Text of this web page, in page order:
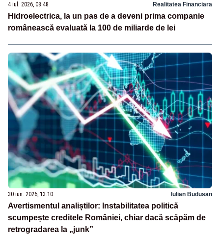
4 iul. 2026, 08:48 Realitatea Financiara
Hidroelectrica, la un pas de a deveni prima companie
românească evaluată la 100 de miliarde de lei
30 iun. 2026, 13:10 Iulian Budusan
Avertismentul analiștilor: Instabilitatea politică
scumpește creditele României, chiar dacă scăpăm de
retrogradarea la „junk”